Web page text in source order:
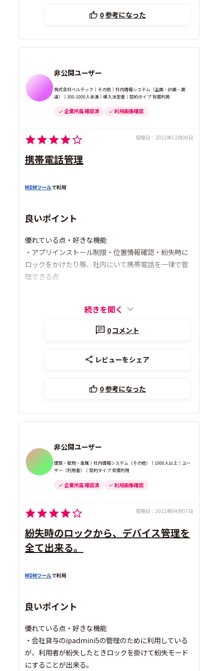
0参考になった
非公開ユーザー
株式会社ベルテック｜その他｜社内情報システム（企画・計画・調
達）｜300-1000人未満｜導入決定者｜契約タイプ 有償利用
企業所属 確認済 利用画像確認
投稿日： 2022年12月08日
携帯電話管理
MDMツールで利用
良いポイント
優れている点・好きな機能
・アプリインストール制限・位置情報確認・紛失時に
ロックをかけたり等、社内にいて携帯電話を一律で管
理できる点
続きを開く
0コメント
レビューをシェア
0参考になった
非公開ユーザー
建築・鉱物・金属｜社内情報システム（その他）｜1000人以上｜ユー
ザー（利用者）｜契約タイプ 有償利用
企業所属 確認済 利用画像確認
投稿日： 2022年04月07日
紛失時のロックから、デバイス管理を
全て出来る。
MDMツールで利用
良いポイント
優れている点・好きな機能
・会社貸与のipadmini5の管理のために利用している
が、利用者が紛失したときロックを掛けて紛失モード
にすることが出来る。